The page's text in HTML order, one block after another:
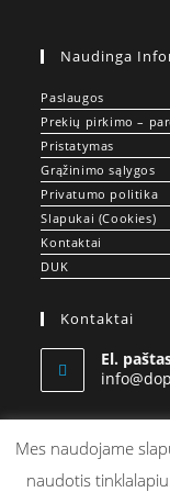
Naudinga
Paslaugos
Prekių pirkimo –
Pristatymas
Grąžinimo sąlygos
Privatumo politika
Slapukai (Cookies)
Kontaktai
DUK
Kontaktai
El.
©
Mes naudojame
naudotis